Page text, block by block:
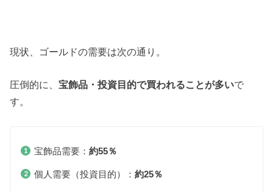
現状、ゴールドの需要は次の通り。
圧倒的に、宝飾品・投資目的で買われることが多いで
す。
宝飾品需要： 約55％
個人需要（投資目的）： 約25％